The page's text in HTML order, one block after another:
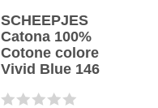
SCHEEPJES
Catona 100%
Cotone colore
Vivid Blue 146